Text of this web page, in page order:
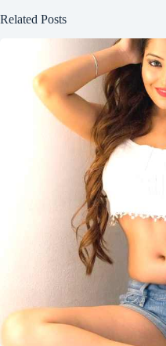
Related Posts